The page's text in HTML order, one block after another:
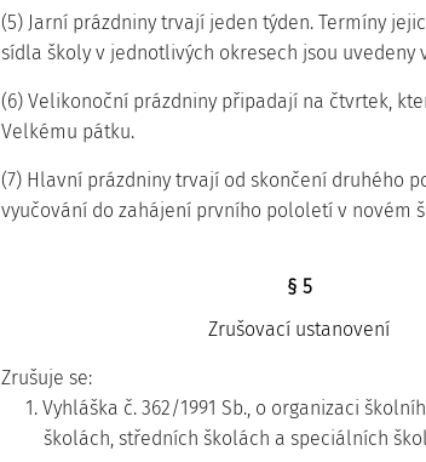
(5) Jarní prázdniny trvají jeden týden. Termíny
sídla školy v jednotlivých okresech jsou uvedeny
(6) Velikonoční prázdniny připadají na čtvrtek,
Velkému pátku.
(7) Hlavní prázdniny trvají od skončení druhého
vyučování do zahájení prvního pololetí v novém
§ 5
Zrušovací ustanovení
Zrušuje se:
1. Vyhláška č. 362/1991 Sb., o organizaci
školách, středních školách a speciálních